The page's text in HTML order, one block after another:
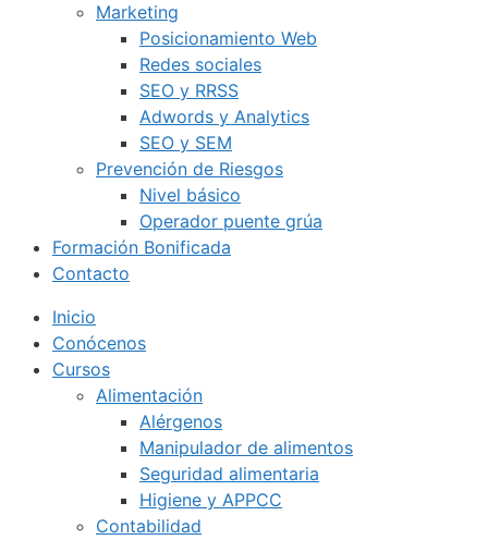
Marketing
Posicionamiento Web
Redes sociales
SEO y RRSS
Adwords y Analytics
SEO y SEM
Prevención de Riesgos
Nivel básico
Operador puente grúa
Formación Bonificada
Contacto
Inicio
Conócenos
Cursos
Alimentación
Alérgenos
Manipulador de alimentos
Seguridad alimentaria
Higiene y APPCC
Contabilidad